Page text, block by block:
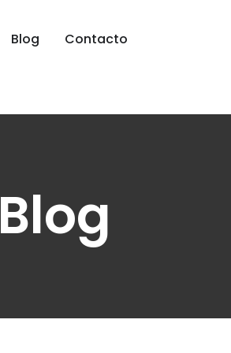
Blog Contacto
Blog